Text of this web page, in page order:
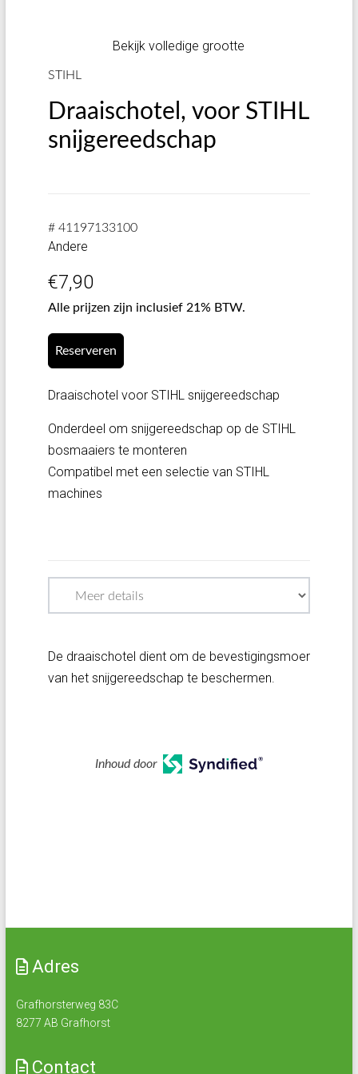
Bekijk volledige grootte
STIHL
Draaischotel, voor STIHL
snijgereedschap
# 41197133100
Andere
€7,90
Alle prijzen zijn inclusief 21% BTW.
Reserveren
Draaischotel voor STIHL snijgereedschap
Onderdeel om snijgereedschap op de STIHL
bosmaaiers te monteren
Compatibel met een selectie van STIHL
machines
De draaischotel dient om de bevestigingsmoer
van het snijgereedschap te beschermen.
Inhoud door
Adres
Grafhorsterweg 83C
8277 AB Grafhorst
Contact